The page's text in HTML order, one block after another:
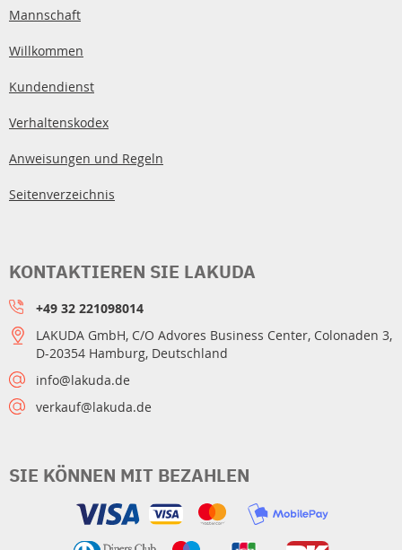
Mannschaft
Willkommen
Kundendienst
Verhaltenskodex
Anweisungen und Regeln
Seitenverzeichnis
SIE KÖNNEN MIT BEZAHLEN
KONTAKTIEREN SIE LAKUDA
+49 32 221098014
LAKUDA GmbH, C/O Advores Business Center, Colonaden 3,
D-20354 Hamburg, Deutschland
info@lakuda.de
verkauf@lakuda.de